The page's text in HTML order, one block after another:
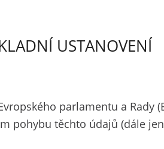
USTANOVENÍ
parlamentu a Rady
těchto údajů (dále jen: